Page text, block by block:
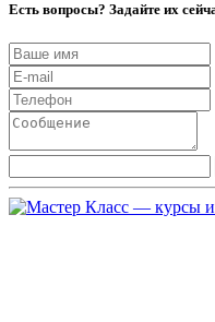
Есть вопросы? Задайте их